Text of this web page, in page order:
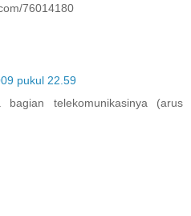
76014180
pukul 22.59
telekomunikasinya (arus